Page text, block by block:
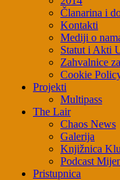
Članarina i
Kontakti
Mediji o
Statut i Akti
Zahvalnice
Cookie
Projekti
Multipass
The Lair
Chaos News
Galerija
Knjižnica
Podcast
Pristupnica